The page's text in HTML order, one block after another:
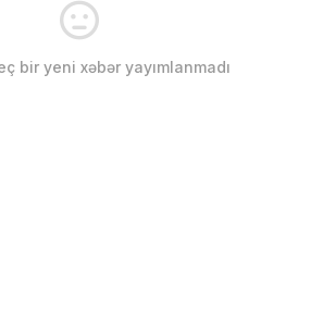
bir yeni xəbər yayımlanmadı